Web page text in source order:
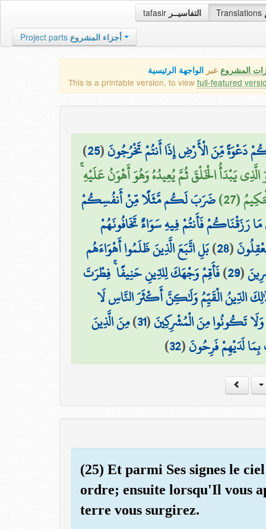
tafasir التفاسيــر Translations
Project parts أجزاء المشروع
المشروع عبر الواجهة الرئيسية
This is a printable version, to view full-featured
دَعْوَةً مِّنَ الْأَرْضِ إِذَا أَنتُمْ تَخْرُجُونَ(
25
)
يَبْدَأُ الْخَلْقَ ثُمَّ يُعِيدُهُ وَهُوَ أَهْوَنُ عَلَيْهِ
(27)
ضَرَبَ لَكُم مَّثَلًا مِّنْ أَنفُسِكُمْ
فَأَنتُمْ فِيهِ سَوَاءٌ تَخَافُونَهُمْ
(
28
)بَلِ اتَّبَعَ الَّذِينَ ظَلَمُوا أَهْوَاءَهُم
(
29
)فَأَقِمْ وَجْهَكَ لِلدِّينِ حَنِيفًا ۚ فِطْرَتَ
الدِّينُ الْقَيِّمُ وَلَٰكِنَّ أَكْثَرَ النَّاسِ لَا
وَلَا تَكُونُوا مِنَ الْمُشْرِكِينَ(
31
)مِنَ الَّذِينَ
لَدَيْهِمْ فَرِحُونَ(
32
)
(25) Et parmi Ses signes le
ordre; ensuite lorsqu'Il vous
terre vous surgirez.